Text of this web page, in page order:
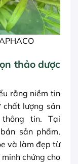
thảo dược
rằng niềm tin
chất lượng sản
tin. Tại
sản phẩm,
và làm đẹp từ
chứng cho